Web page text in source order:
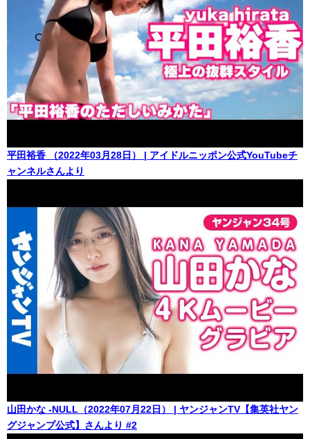
平田裕香 （2022年03月28日） | アイドルニッポン公式YouTubeチ
ャンネルさんより
山田かな -NULL（2022年07月22日） | ヤンジャンTV【集英社ヤン
グジャンプ公式】さんより #2